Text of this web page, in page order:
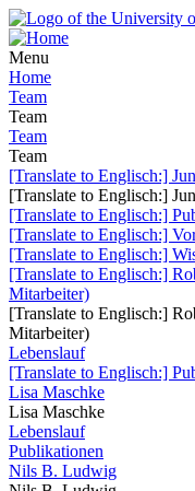
Menu
Home
Team
Team
Team
Team
[Translate to Englisch:]
[Translate to Englisch:]
[Translate to Englisch:]
[Translate to Englisch:]
[Translate to Englisch:]
[Translate to Englisch:]
Mitarbeiter)
[Translate to Englisch:]
Mitarbeiter)
Lebenslauf
[Translate to Englisch:]
Lisa Maschke
Lisa Maschke
Lebenslauf
Publikationen
Nils B. Ludwig